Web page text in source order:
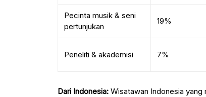
Pecinta musik & seni
pertunjukan
19%
Peneliti & akademisi 7%
Dari Indonesia: Wisatawan Indonesia yang